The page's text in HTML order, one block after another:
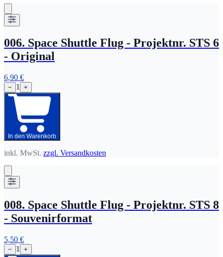
006. Space Shuttle Flug - Projektnr. STS 6
- Original
6,90 €
− 1 +
In den Warenkorb
inkl. MwSt. zzgl. Versandkosten
008. Space Shuttle Flug - Projektnr. STS 8
- Souvenirformat
5,50 €
− 1 +